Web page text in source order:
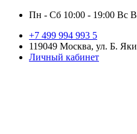
Пн - Сб 10:00 - 19:00
+7 499 994 993 5
119049 Москва, ул. Б.
Личный кабинет